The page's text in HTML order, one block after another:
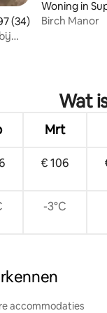
beoordeling
(34)
Woning in
Birch Manor
Wat
Mrt
€ 106
-3°C
accommodaties